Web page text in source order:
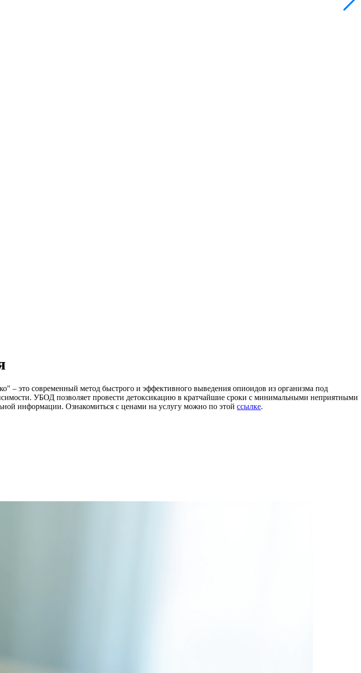
это современный метод быстрого и эффективного выведения опиоидов из организма под
УБОД позволяет провести детоксикацию в кратчайшие сроки с минимальными неприятными
информации. Ознакомиться с ценами на услугу можно по этой ссылке.